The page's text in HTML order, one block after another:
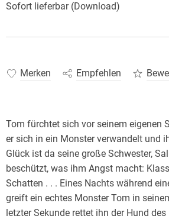
Sofort lieferbar (Download)
Merken Empfehlen
Tom fürchtet sich vor seinem eigenen
er sich in ein Monster verwandelt und
Glück ist da seine große Schwester,
beschützt, was ihm Angst macht:
Schatten . . . Eines Nachts während
greift ein echtes Monster Tom in
letzter Sekunde rettet ihn der Hund